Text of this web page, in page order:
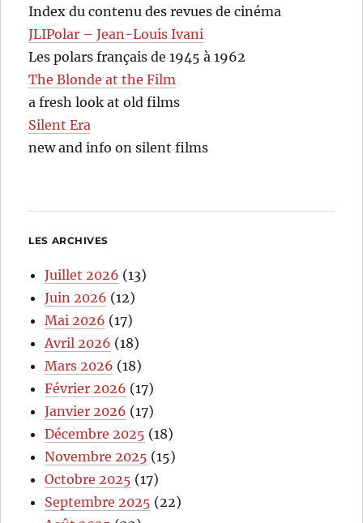
Index du contenu des revues de cinéma
JLIPolar – Jean-Louis Ivani
Les polars français de 1945 à 1962
The Blonde at the Film
a fresh look at old films
Silent Era
new and info on silent films
LES ARCHIVES
Juillet 2026 (13)
Juin 2026 (12)
Mai 2026 (17)
Avril 2026 (18)
Mars 2026 (18)
Février 2026 (17)
Janvier 2026 (17)
Décembre 2025 (18)
Novembre 2025 (15)
Octobre 2025 (17)
Septembre 2025 (22)